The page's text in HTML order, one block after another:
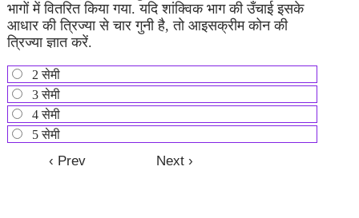
भागों में वितरित किया गया. यदि शांक्विक भाग की उँचाई इसके
आधार की त्रिज्या से चार गुनी है, तो आइसक्रीम कोन की
त्रिज्या ज्ञात करें.
2 सेमी
3 सेमी
4 सेमी
5 सेमी